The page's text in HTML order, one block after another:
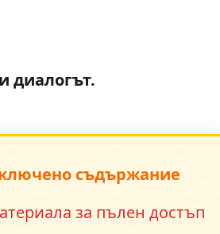
диалогът.
на основните
характеристика,
идеи се
напрежение.
съдържание
за пълен достъп